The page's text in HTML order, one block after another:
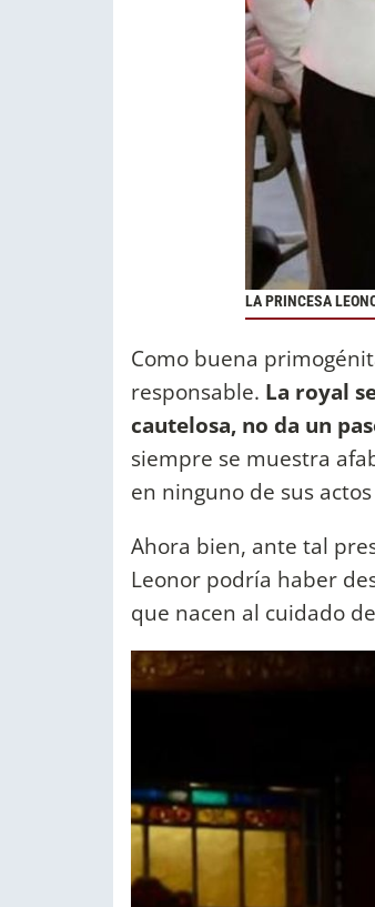
LA PRINCESA
Como buena
responsable. La royal
cautelosa, no da un
siempre se muestra
en ninguno de sus
Ahora bien, ante tal
Leonor podría haber
que nacen al cuidado